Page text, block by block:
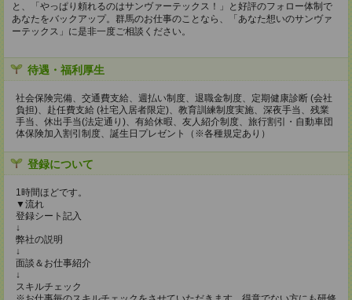
と、「やっぱり頼れるのはサンヴァーテックス！」と好評のフォロー体制で
あなたをバックアップ。群馬のお仕事のことなら、「あなた想いのサンヴァ
ーテックス」に是非一度ご相談ください。
待遇・福利厚生
社会保険完備、交通費支給、週払い制度、退職金制度、定期健康診断 (会社
負担)、赴任費支給 (社宅入居者限定)、教育訓練制度実施、深夜手当、残業
手当、休出手当(法定通り)、有給休暇、友人紹介制度、旅行割引・自動車団
体保険加入割引制度、誕生日プレゼント（※各種規定あり）
登録について
1時間ほどです。
▼流れ
登録シート記入
↓
弊社の説明
↓
面談＆お仕事紹介
↓
スキルチェック